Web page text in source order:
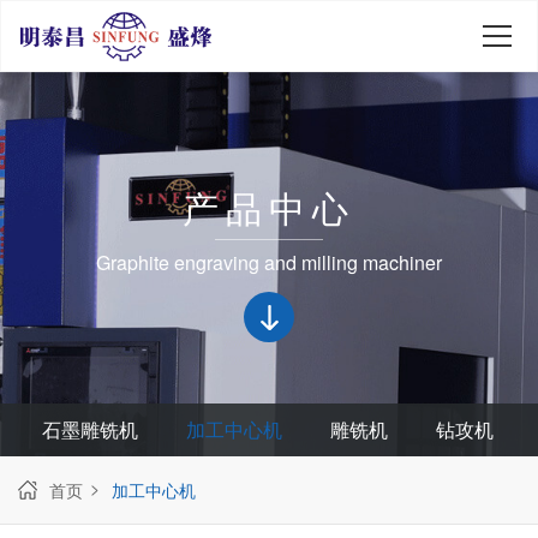
产品中心
Graphite engraving and milling machiner
石墨雕铣机 加工中心机 雕铣机 钻攻机
首页 加工中心机